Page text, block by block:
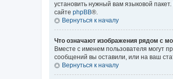
установить нужный вам языковой
сайте phpBB®.
Вернуться к началу
Что означают изображения рядом с
Вместе с именем пользователя могут
сообщений вы оставили, или на ваш
Вернуться к началу